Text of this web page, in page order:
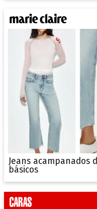
Jeans acampanados
básicos